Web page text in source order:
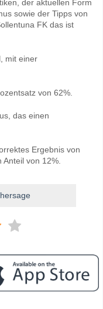
der aktuellen Form
sowie der Tipps von
FK das ist
mit einer
von 62%.
das einen
Ergebnis von
von 12%.